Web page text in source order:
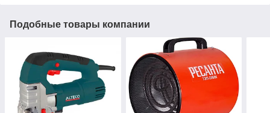
Подобные товары компании